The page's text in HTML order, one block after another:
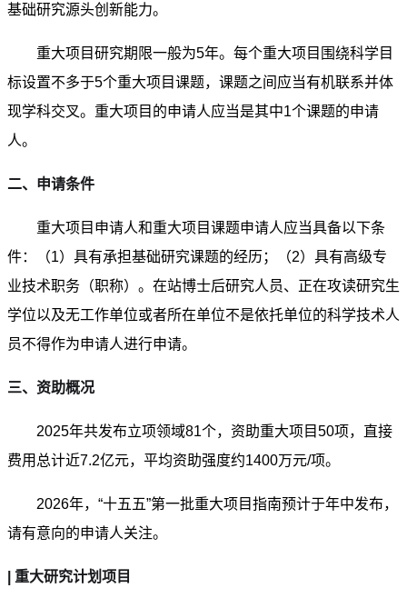
基础研究源头创新能力。
重大项目研究期限一般为5年。每个重大项目围绕科学目
标设置不多于5个重大项目课题，课题之间应当有机联系并体
现学科交叉。重大项目的申请人应当是其中1个课题的申请
人。
二、申请条件
重大项目申请人和重大项目课题申请人应当具备以下条
件：（1）具有承担基础研究课题的经历；（2）具有高级专
业技术职务（职称）。在站博士后研究人员、正在攻读研究生
学位以及无工作单位或者所在单位不是依托单位的科学技术人
员不得作为申请人进行申请。
三、资助概况
2025年共发布立项领域81个，资助重大项目50项，直接
费用总计近7.2亿元，平均资助强度约1400万元/项。
2026年，“十五五”第一批重大项目指南预计于年中发布，
请有意向的申请人关注。
| 重大研究计划项目